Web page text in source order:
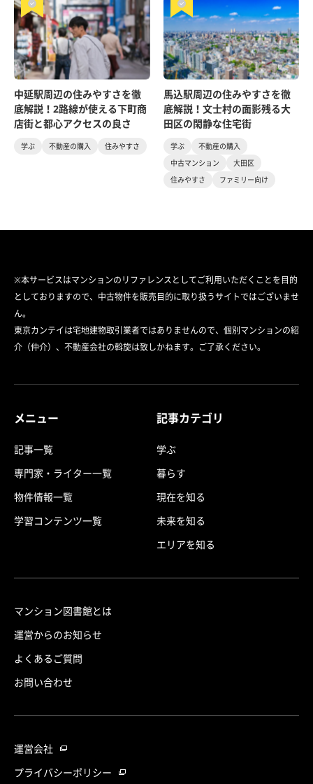
中延駅周辺の住みやすさを徹
底解説！2路線が使える下町商
店街と都心アクセスの良さ
学ぶ 不動産の購入 住みやすさ
馬込駅周辺の住みやすさを徹
底解説！文士村の面影残る大
田区の閑静な住宅街
学ぶ
不動産の購入
中古マンション
大田区
住みやすさ
ファミリー向け
※本サービスはマンションのリファレンスとしてご利用いただくことを目的
としておりますので、中古物件を販売目的に取り扱うサイトではございませ
ん。
東京カンテイは宅地建物取引業者ではありませんので、個別マンションの紹
介（仲介）、不動産会社の斡旋は致しかねます。ご了承ください。
メニュー
記事一覧
専門家・ライター一覧
物件情報一覧
学習コンテンツ一覧
記事カテゴリ
学ぶ
暮らす
現在を知る
未来を知る
エリアを知る
マンション図書館とは
運営からのお知らせ
よくあるご質問
お問い合わせ
運営会社
プライバシーポリシー